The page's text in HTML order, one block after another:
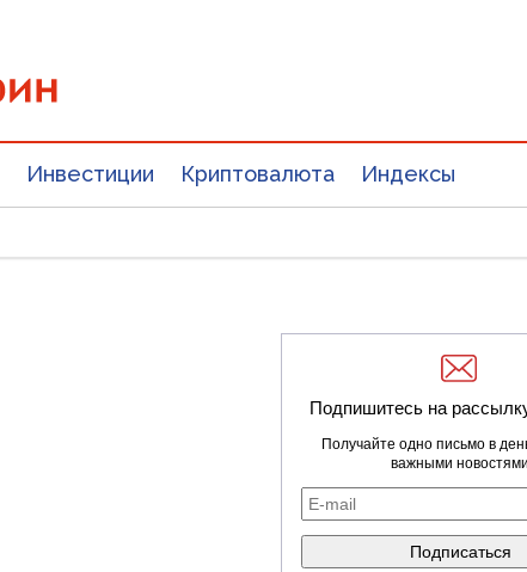
Инвестиции Криптовалюта Индексы
Подпишитесь на
Получайте одно письмо в
важными новостями